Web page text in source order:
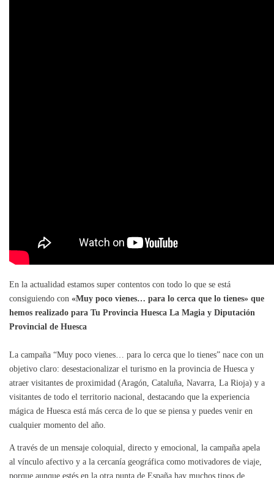
En la actualidad estamos super contentos con todo lo que se está
consiguiendo con «Muy poco vienes… para lo cerca que lo tienes» que
hemos realizado para Tu Provincia Huesca La Magia y Diputación
Provincial de Huesca
La campaña “Muy poco vienes… para lo cerca que lo tienes” nace con un
objetivo claro: desestacionalizar el turismo en la provincia de Huesca y
atraer visitantes de proximidad (Aragón, Cataluña, Navarra, La Rioja) y a
visitantes de todo el territorio nacional, destacando que la experiencia
mágica de Huesca está más cerca de lo que se piensa y puedes venir en
cualquier momento del año.
A través de un mensaje coloquial, directo y emocional, la campaña apela
al vínculo afectivo y a la cercanía geográfica como motivadores de viaje,
porque aunque estés en la otra punta de España hay muchos tipos de